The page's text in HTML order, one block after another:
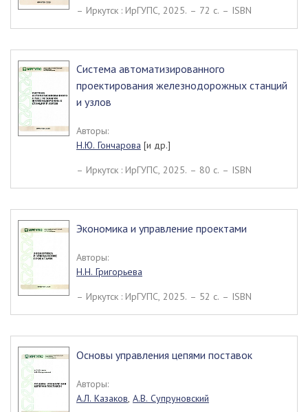
– Иркутск : ИрГУПС, 2025. – 72 c. – ISBN
Система автоматизированного
проектирования железнодорожных станций
и узлов
Авторы:
Н.Ю. Гончарова [и др.]
– Иркутск : ИрГУПС, 2025. – 80 c. – ISBN
Экономика и управление проектами
Авторы:
Н.Н. Григорьева
– Иркутск : ИрГУПС, 2025. – 52 c. – ISBN
Основы управления цепями поставок
Авторы:
А.Л. Казаков, А.В. Супруновский